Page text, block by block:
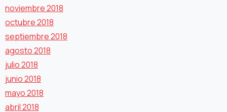
noviembre 2018
octubre 2018
septiembre 2018
agosto 2018
julio 2018
junio 2018
mayo 2018
abril 2018